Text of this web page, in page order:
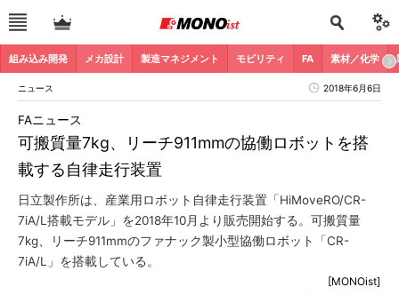
組み込み開発 メカ設計 製造マネジメント モビリティ FA 素材／化学
ニュース 2018年6月6日
可搬質量7kg、リーチ911mmの協働ロボットを搭
載する自律走行装置
FAニュース
日立製作所は、産業用ロボット自律走行装置「HiMoveRO/CR-
7iA/L搭載モデル」を2018年10月より販売開始する。可搬質量
7kg、リーチ911mmのファナック製小型協働ロボット「CR-
7iA/L」を搭載している。
[MONOist]